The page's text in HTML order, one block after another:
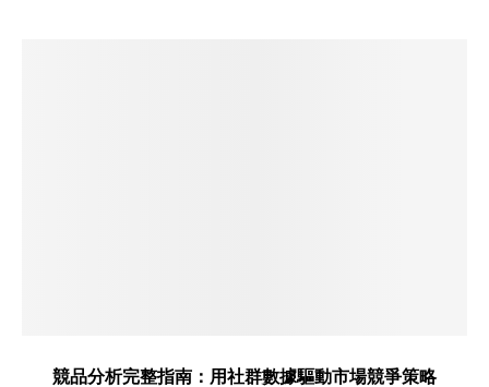
競品分析完整指南：用社群數據驅動市場競爭策略